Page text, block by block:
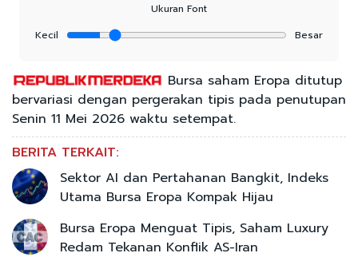
Ukuran Font
Kecil
Besar
Bursa saham Eropa ditutup
bervariasi dengan pergerakan tipis pada penutupan
Senin 11 Mei 2026 waktu setempat.
BERITA TERKAIT:
Sektor AI dan Pertahanan Bangkit, Indeks
Utama Bursa Eropa Kompak Hijau
Bursa Eropa Menguat Tipis, Saham Luxury
Redam Tekanan Konflik AS-Iran